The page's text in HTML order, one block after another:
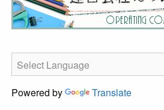
Powered by Translate